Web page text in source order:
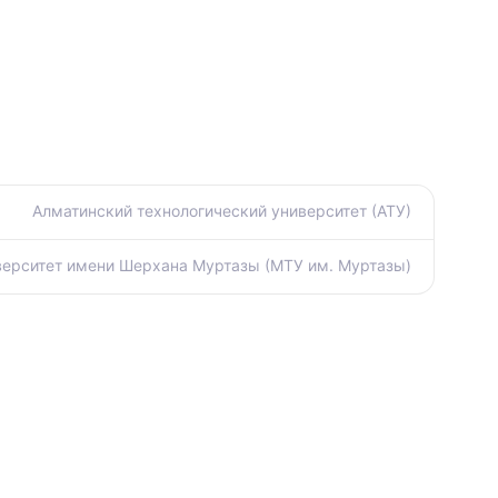
Алматинский технологический университет (АТУ)
имени Шерхана Муртазы (МТУ им. Муртазы)